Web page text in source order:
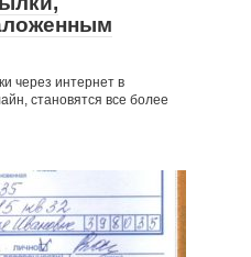
через интернет в
становятся все более